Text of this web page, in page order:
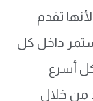
تقدم
داخل كل
أسرع
من خلال